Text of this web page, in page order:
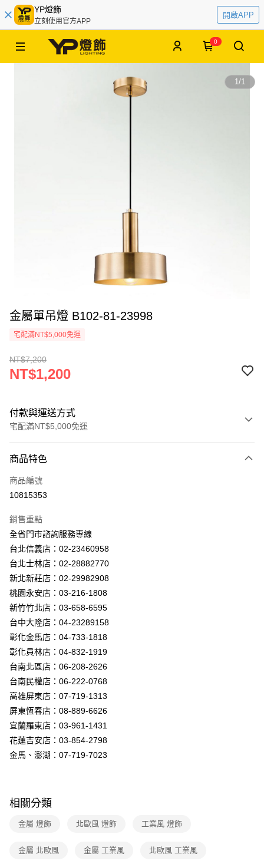
YP燈飾
立刻使用官方APP
開啟APP
0
1/1
金屬單吊燈 B102-81-23998
宅配滿NT$5,000免運
NT$7,200
NT$1,200
付款與運送方式
宅配滿NT$5,000免運
信用卡一次付款
LINE Pay
街口支付
悠遊付
Google Pay
全盈+PAY
AFTEE先享後付
相關說明
【關於「AFTEE先享後付」】
AFTEE先享後付是「在收到商品之後才付款」的支付方式。 讓您購物簡單
便利好安心！
１．簡單：不需註冊會員、不需綁卡、不需儲值。
３．安心：先確認商品／服務後，再付款。
【「AFTEE先享後付」結帳流程】
１．於結帳方式選擇「AFTEE先享後付」後，將跳轉至「AFTEE先享後付」
結帳頁面，進行簡訊認證並確認金額後，即可完成結帳。
２．訂單成立數日內，您將收到繳費通知簡訊。
後付繳納相關費用。
是否繳費成功／繳費後需取消欲退款等相關疑問，請聯繫「AFTEE先享後付
ATM付款
運送方式
新竹貨運宅配
商品特色
商品編號
10815353
銷售重點
全省門市諮詢服務專線
台北信義店：02-23460958
台北士林店：02-28882770
新北新莊店：02-29982908
桃園永安店：03-216-1808
新竹竹北店：03-658-6595
台中大隆店：04-23289158
彰化金馬店：04-733-1818
彰化員林店：04-832-1919
台南北區店：06-208-2626
台南民權店：06-222-0768
高雄屏東店：07-719-1313
屏東恆春店：08-889-6626
宜蘭羅東店：03-961-1431
花蓮吉安店：03-854-2798
金馬、澎湖：07-719-7023
相關分類
金屬 燈飾 北歐風 燈飾 工業風 燈飾
金屬 北歐風 金屬 工業風 北歐風 工業風